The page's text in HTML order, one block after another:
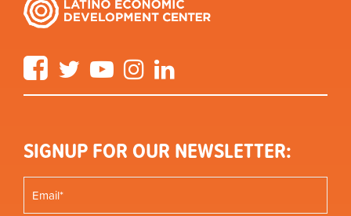
FacebookTwitter YouTube Instagram
SIGNUP FOR OUR NEWSLETTER: